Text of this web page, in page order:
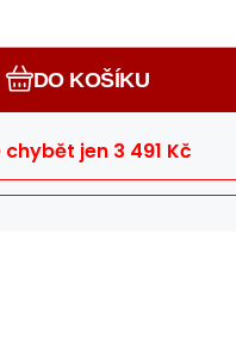
DO KOŠÍKU
jen 3 491 Kč